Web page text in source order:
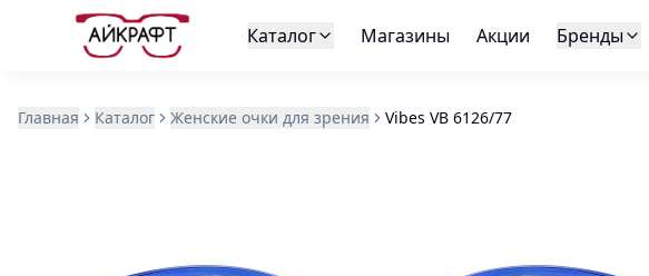
Каталог Магазины Акции Бренды
Главная Каталог Женские очки для зрения Vibes VB 6126/77